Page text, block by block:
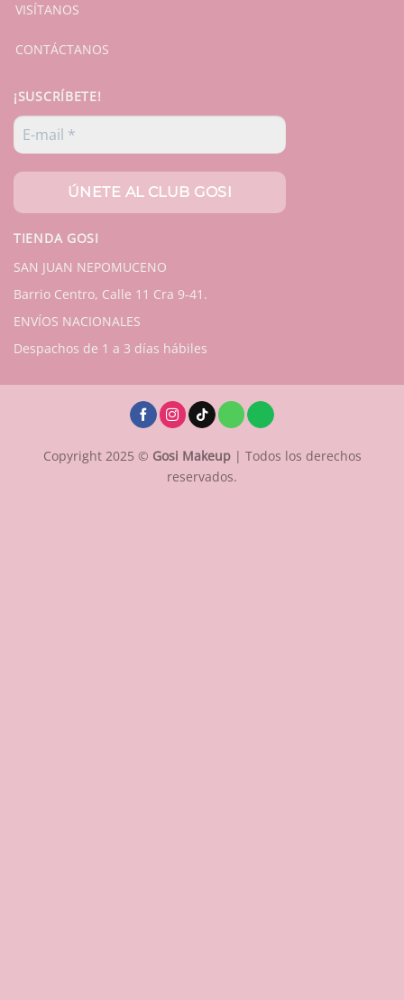
VISÍTANOS
CONTÁCTANOS
¡SUSCRÍBETE!
TIENDA GOSI
SAN JUAN NEPOMUCENO
Barrio Centro, Calle 11 Cra 9-41.
ENVÍOS NACIONALES
Despachos de 1 a 3 días hábiles
Copyright 2025 © Gosi Makeup | Todos los derechos
reservados.